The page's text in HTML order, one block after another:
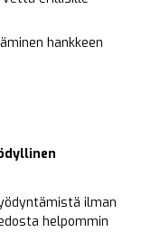
hankkeen
ilman
helpommin